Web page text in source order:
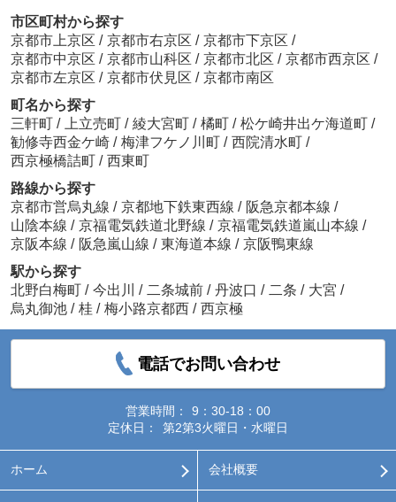
市区町村から探す
京都市上京区 / 京都市右京区 / 京都市下京区 /
京都市中京区 / 京都市山科区 / 京都市北区 / 京都市西京区 /
京都市左京区 / 京都市伏見区 / 京都市南区
町名から探す
三軒町 / 上立売町 / 綾大宮町 / 橘町 / 松ケ崎井出ケ海道町 /
勧修寺西金ケ崎 / 梅津フケノ川町 / 西院清水町 /
西京極橋詰町 / 西東町
路線から探す
京都市営烏丸線 / 京都地下鉄東西線 / 阪急京都本線 /
山陰本線 / 京福電気鉄道北野線 / 京福電気鉄道嵐山本線 /
京阪本線 / 阪急嵐山線 / 東海道本線 / 京阪鴨東線
駅から探す
北野白梅町 / 今出川 / 二条城前 / 丹波口 / 二条 / 大宮 /
烏丸御池 / 桂 / 梅小路京都西 / 西京極
電話でお問い合わせ
営業時間：
9：30-18：00
定休日：
第2第3火曜日・水曜日
ホーム 会社概要